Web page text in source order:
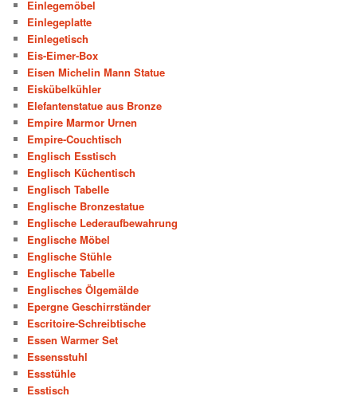
Einlegemöbel
Einlegeplatte
Einlegetisch
Eis-Eimer-Box
Eisen Michelin Mann Statue
Eiskübelkühler
Elefantenstatue aus Bronze
Empire Marmor Urnen
Empire-Couchtisch
Englisch Esstisch
Englisch Küchentisch
Englisch Tabelle
Englische Bronzestatue
Englische Lederaufbewahrung
Englische Möbel
Englische Stühle
Englische Tabelle
Englisches Ölgemälde
Epergne Geschirrständer
Escritoire-Schreibtische
Essen Warmer Set
Essensstuhl
Essstühle
Esstisch